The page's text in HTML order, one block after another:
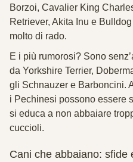
Borzoi, Cavalier King
Retriever, Akita Inu e
molto di rado.
E i più rumorosi? Sono
da Yorkshire Terrier,
gli Schnauzer e Barboncini.
i Pechinesi possono essere
si educa a non abbaiare
cuccioli.
Cani che abbaiano: sfide